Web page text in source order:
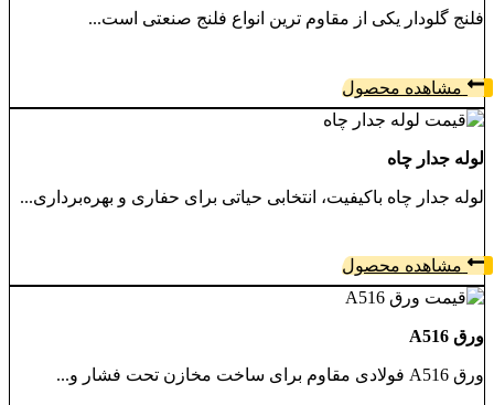
فلنج گلودار یکی از مقاوم‌ ترین انواع فلنج‌ صنعتی است...
مشاهده محصول
لوله جدار چاه
لوله جدار چاه باکیفیت، انتخابی حیاتی برای حفاری‌ و بهره‌برداری...
مشاهده محصول
ورق A516
ورق A516 فولادی مقاوم برای ساخت مخازن تحت فشار و...